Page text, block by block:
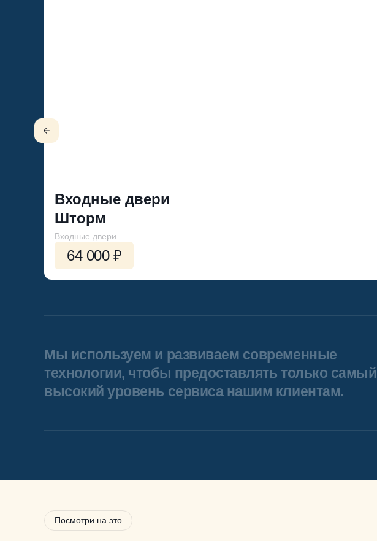
Входные двери
Шторм
Входные двери
64 000 ₽
Мы используем и развиваем современные
технологии, чтобы предоставлять только самый
высокий уровень сервиса нашим клиентам.
Посмотри на это